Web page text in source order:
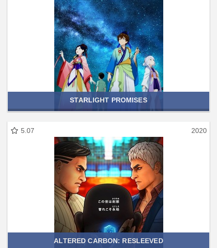
STARLIGHT PROMISES
5.07 2020
ALTERED CARBON: RESLEEVED